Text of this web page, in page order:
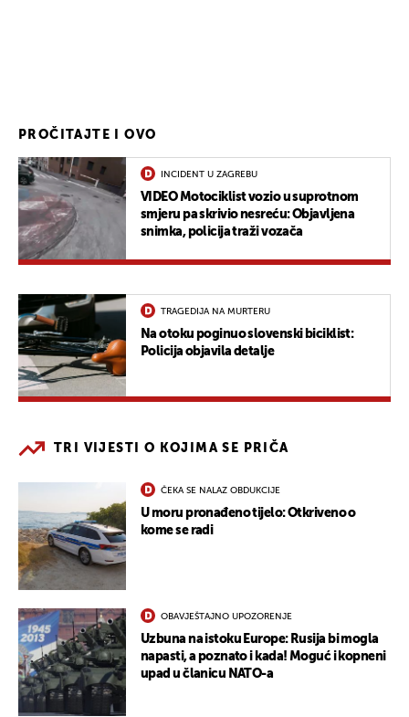
PROČITAJTE I OVO
INCIDENT U ZAGREBU
VIDEO Motociklist vozio u suprotnom
smjeru pa skrivio nesreću: Objavljena
snimka, policija traži vozača
TRAGEDIJA NA MURTERU
Na otoku poginuo slovenski biciklist:
Policija objavila detalje
TRI VIJESTI O KOJIMA SE PRIČA
ČEKA SE NALAZ OBDUKCIJE
U moru pronađeno tijelo: Otkriveno o
kome se radi
OBAVJEŠTAJNO UPOZORENJE
Uzbuna na istoku Europe: Rusija bi mogla
napasti, a poznato i kada! Moguć i kopneni
upad u članicu NATO-a